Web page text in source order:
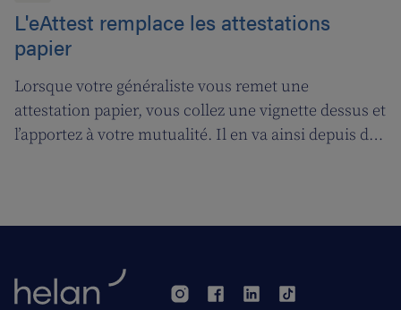
L'eAttest remplace les attestations
papier
Lorsque votre généraliste vous remet une
attestation papier, vous collez une vignette dessus et
l’apportez à votre mutualité. Il en va ainsi depuis des
vous facilitera grandement la vie.